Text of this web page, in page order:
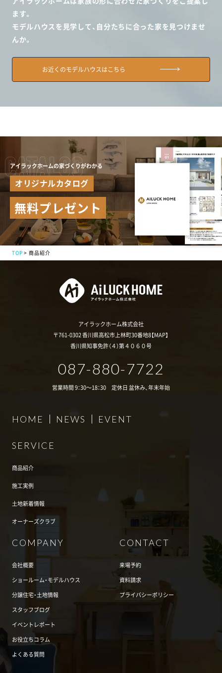
TOP 商品紹介
ます。
モデルハウスを見学して、自分たちに合った家を見つけませ
んか。
お近くのモデルハウスはこちら
アイラックホームの家づくりがわかる
オリジナルカタログ
無料プレゼント
アイラックホーム株式会社
〒761-0302 香川県高松市上林町30番地8【MAP】
香川県知事免許（４）第４０６０号
087-880-7722
営業時間 9：30～18：30 定休日 盆休み、年末年始
HOME NEWS EVENT
SERVICE
商品紹介
施工実例
土地新着情報
オーナーズクラブ
COMPANY
会社概要
ショールーム・モデルハウス
分譲住宅・土地情報
スタッフブログ
イベントレポート
お役立ちコラム
よくある質問
CONTACT
来場予約
資料請求
プライバシーポリシー